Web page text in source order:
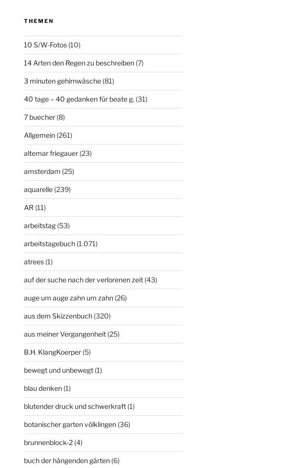
THEMEN
10 S/W-Fotos(10)
14 Arten den Regen zu beschreiben(7)
3 minuten gehirnwäsche(81)
40 tage – 40 gedanken für beate g. (31)
7 buecher(8)
Allgemein(261)
altemar friegauer(23)
amsterdam (25)
aquarelle(239)
AR (11)
arbeitstag(53)
arbeitstagebuch(1.071)
atrees(1)
auf der suche nach der verlorenen zeit(43)
auge um auge zahn um zahn(26)
aus dem Skizzenbuch(320)
aus meiner Vergangenheit(25)
B.H. KlangKoerper(5)
bewegt und unbewegt(1)
blau denken(1)
blutender druck und schwerkraft(1)
botanischer garten völklingen(36)
brunnenblock-2(4)
buch der hängenden gärten(6)